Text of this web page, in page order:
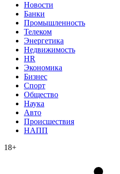
Новости
Банки
Промышленность
Телеком
Энергетика
Недвижимость
HR
Экономика
Бизнес
Спорт
Общество
Наука
Авто
Происшествия
НАПП
18+